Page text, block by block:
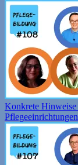
Konkrete Hinweise
Pflegeeinrichtungen